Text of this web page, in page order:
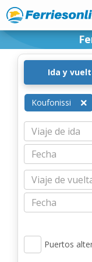
Ida y
Koufonissi
Puertos